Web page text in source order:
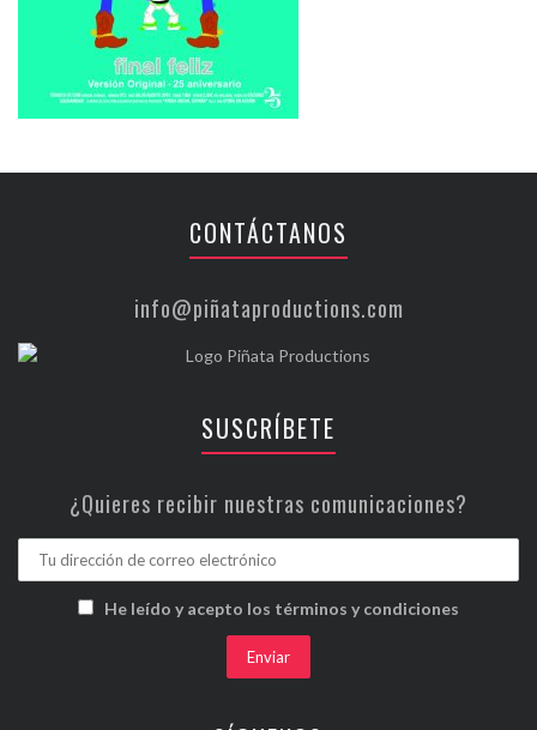
CONTÁCTANOS
info@piñataproductions.com
SUSCRÍBETE
¿Quieres recibir nuestras comunicaciones?
He leído y acepto los términos y condiciones